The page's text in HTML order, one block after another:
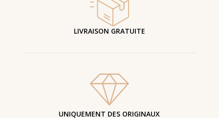
LIVRAISON GRATUITE
UNIQUEMENT DES ORIGINAUX